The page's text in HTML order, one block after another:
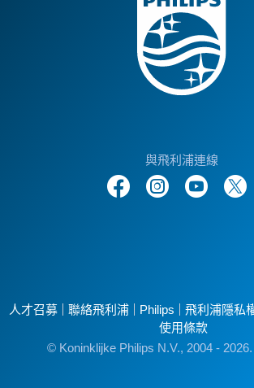
與飛利浦連線
人才召募 聯絡飛利浦 Philips 飛利浦隱私
使用條款
© Koninklijke Philips N.V., 2004 - 2026.